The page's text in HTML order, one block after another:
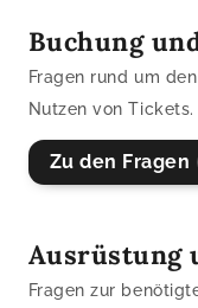
Buchung
Fragen rund um
Nutzen von Tickets.
Zu den Fragen
Ausrüstung
Fragen zur